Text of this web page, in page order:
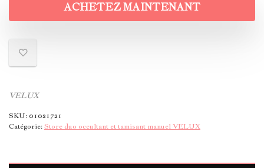
ACHETEZ MAINTENANT
VELUX
SKU:01021721
Catégorie:Store duo occultant et tamisant manuel VELUX